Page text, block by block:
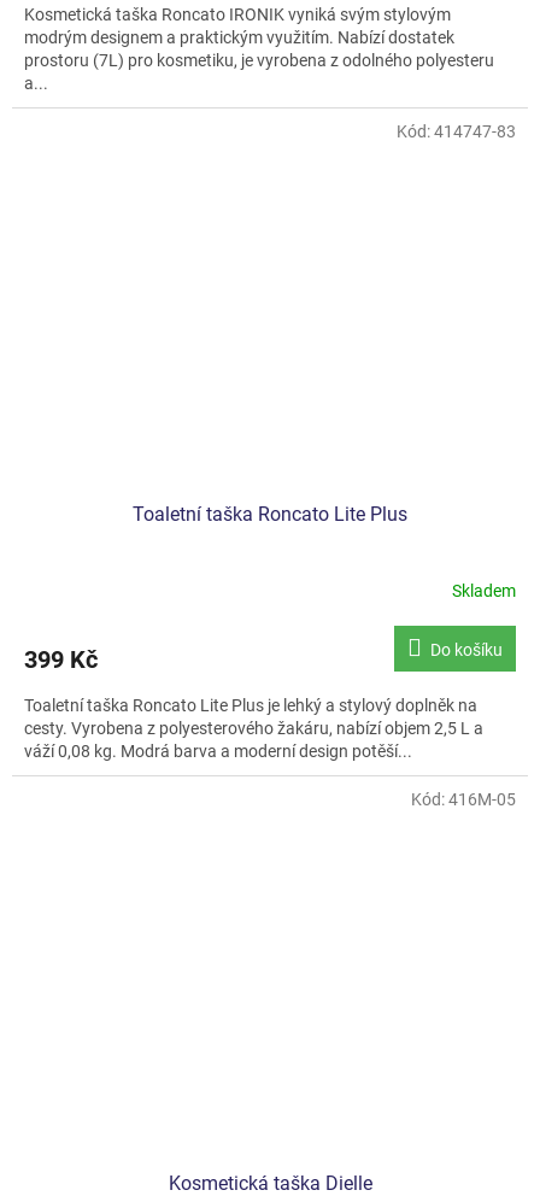
Kosmetická taška Roncato IRONIK vyniká svým stylovým
modrým designem a praktickým využitím. Nabízí dostatek
prostoru (7L) pro kosmetiku, je vyrobena z odolného polyesteru
a...
Toaletní taška Roncato Lite Plus
Skladem
399 Kč Do košíku
Toaletní taška Roncato Lite Plus je lehký a stylový doplněk na
cesty. Vyrobena z polyesterového žakáru, nabízí objem 2,5 L a
váží 0,08 kg. Modrá barva a moderní design potěší...
Kód:414747-83
Kosmetická taška Dielle
Kód:416M-05